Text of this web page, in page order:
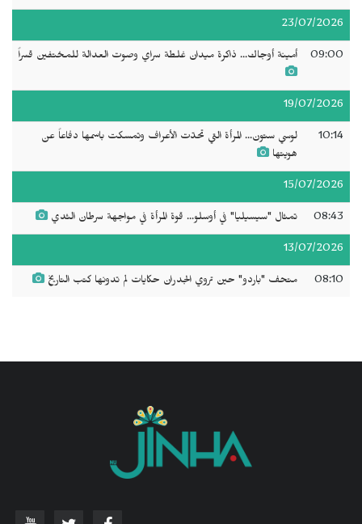
23/07/2026
09:00 أمينة أوجاك... ذاكرة ميدان غلطة سراي وصوت العدالة للمختفين قسراً
19/07/2026
10:14
لوسي ستون... المرأة التي تحدّت الأعراف وتمسكت باسمها دفاعاً عن
هويتها
15/07/2026
08:43 تمثال "سيسيليا" في أوسلو... قوة المرأة في مواجهة سرطان الثدي
13/07/2026
08:10 متحف "باردو" حين تروي الجدران حكايات لم تدونها كتب التاريخ